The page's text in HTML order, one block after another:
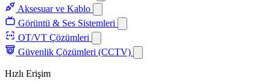
Aksesuar ve Kablo
Görüntü & Ses Sistemleri
OT/VT Çözümleri
Güvenlik Çözümleri (CCTV)
Hızlı Erişim